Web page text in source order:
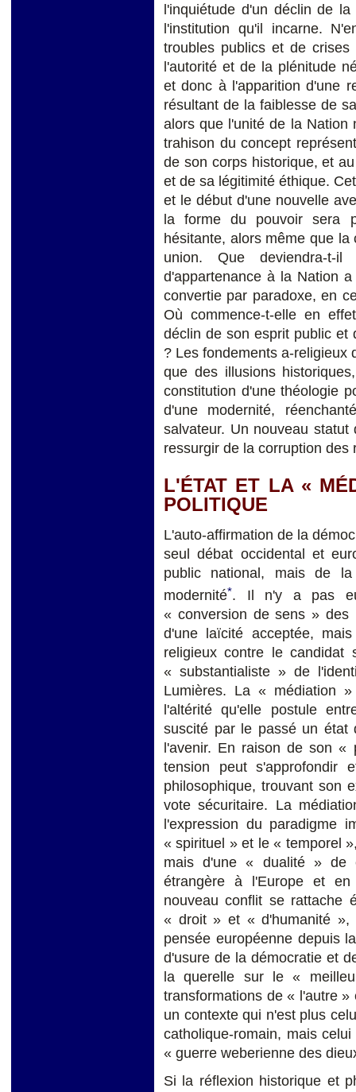
l'inquiétude d'un déclin de
l'institution qu'il incarne.
troubles publics et de
l'autorité et de la plénitude
et donc à l'apparition d'une
résultant de la faiblesse de
alors que l'unité de la Nation
trahison du concept
de son corps historique, et
et de sa légitimité éthique.
et le début d'une nouvelle
la forme du pouvoir sera
hésitante, alors même que
union. Que deviendra-
d'appartenance à la Nation
convertie par paradoxe, en
Où commence-t-elle en
déclin de son esprit public et
? Les fondements a-religieux
que des illusions
constitution d'une théologie
d'une modernité,
salvateur. Un nouveau
ressurgir de la corruption des
L'ÉTAT ET LA «
POLITIQUE
L'auto-affirmation de la
seul débat occidental et
public national, mais de
modernité*. Il n'y a pas
« conversion de sens » des
d'une laïcité acceptée,
religieux contre le candidat
« substantialiste » de
Lumières. La « médiation
l'altérité qu'elle postule
suscité par le passé un état
l'avenir. En raison de son «
tension peut s'approfondir
philosophique, trouvant son
vote sécuritaire. La
l'expression du paradigme
« spirituel » et le « temporel
mais d'une « dualité » de
étrangère à l'Europe et
nouveau conflit se rattache
« droit » et « d'humanité »,
pensée européenne depuis
d'usure de la démocratie et
la querelle sur le «
transformations de « l'autre
un contexte qui n'est plus
catholique-romain, mais
« guerre weberienne des
Si la réflexion historique et